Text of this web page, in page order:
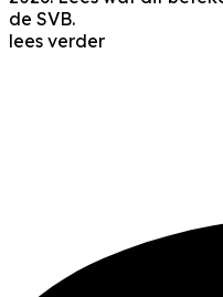
de SVB.
lees verder